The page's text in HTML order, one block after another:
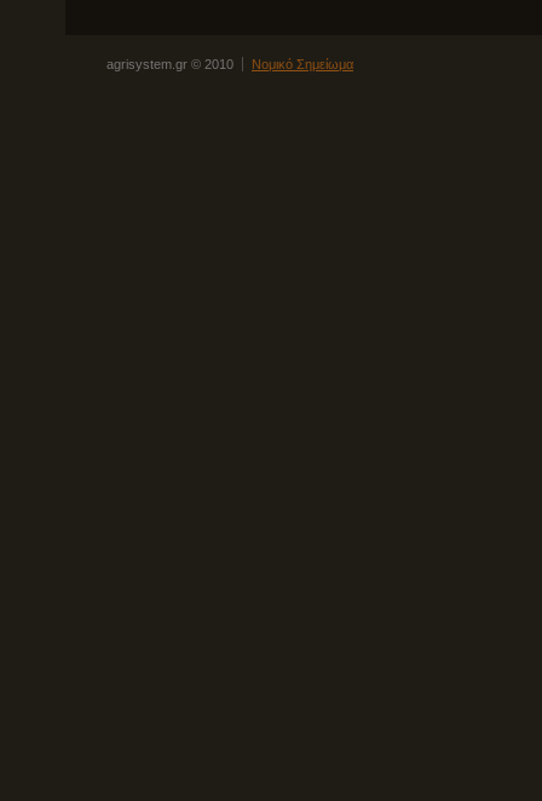
agrisystem.gr © 2010 Νομικό Σημείωμα